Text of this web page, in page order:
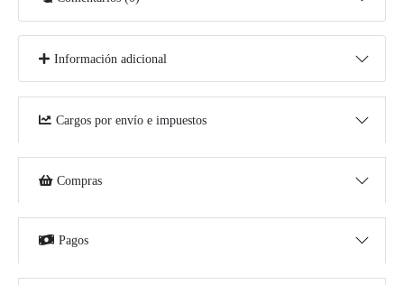
Información adicional
Cargos por envío e impuestos
Compras
Pagos